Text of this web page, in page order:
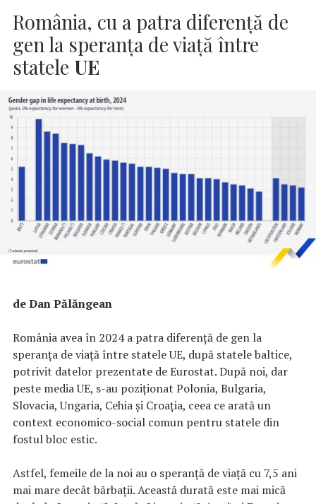
România, cu a patra diferență de
gen la speranța de viață între
statele UE
de Dan Pălăngean
România avea în 2024 a patra diferență de gen la
speranța de viață între statele UE, după statele baltice,
potrivit datelor prezentate de Eurostat. După noi, dar
peste media UE, s-au poziționat Polonia, Bulgaria,
Slovacia, Ungaria, Cehia și Croația, ceea ce arată un
context economico-social comun pentru statele din
fostul bloc estic.
Astfel, femeile de la noi au o speranță de viață cu 7,5 ani
mai mare decât bărbații. Această durată este mai mică